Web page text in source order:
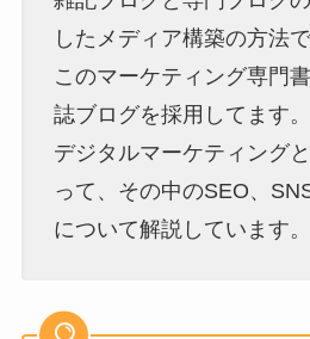
したメディア構築の方法で
このマーケティング専門
誌ブログを採用してます。
デジタルマーケティング
って、その中のSEO、
について解説しています。